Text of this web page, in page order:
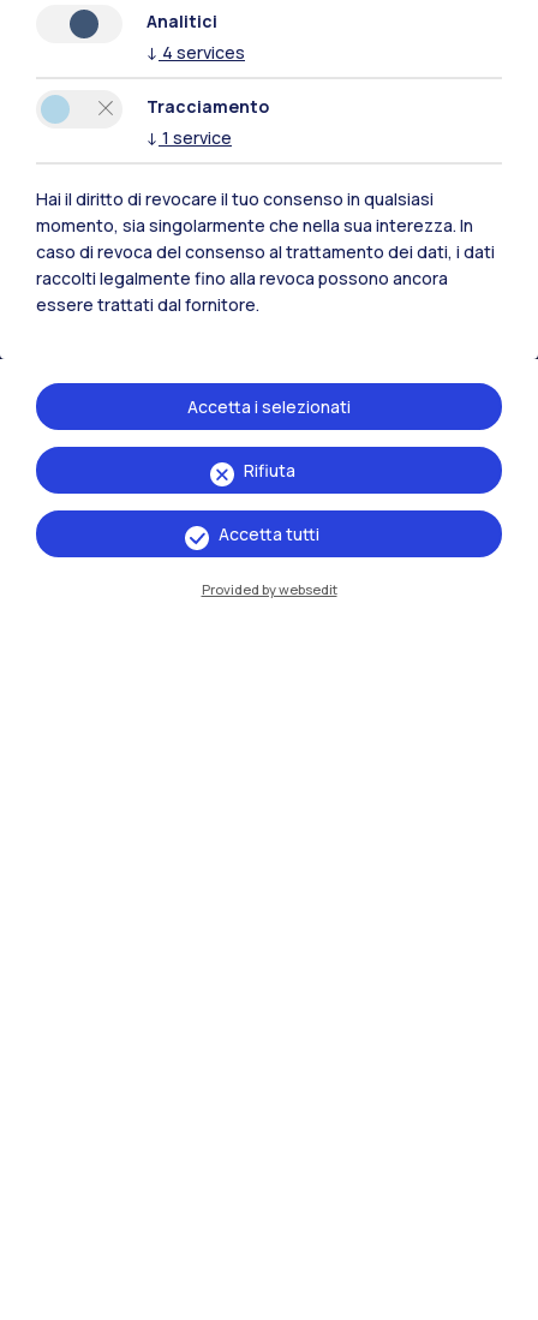
Polimi Community
Tutti i siti dell’ecosistema
Residenze Frontiere
Analitici
↓ 4 services
Tracciamento
↓ 1 service
Hai il diritto di revocare il tuo consenso in qualsiasi
momento, sia singolarmente che nella sua interezza. In
caso di revoca del consenso al trattamento dei dati, i dati
raccolti legalmente fino alla revoca possono ancora
essere trattati dal fornitore.
Rifiuta
Accetta i selezionati
Accetta tutti
Provided by websedit